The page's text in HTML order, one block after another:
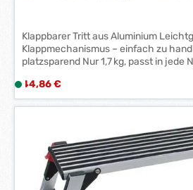
Klappbarer Tritt aus Aluminium
Klappmechanismus – einfach zu
platzsparend Nur 1,7 kg, passt in jede
Kunststoffschuhe sorgen für festen
Untergrund und zusätzliche Stabilität
Regulärer Preis:
L
i
44,86 €